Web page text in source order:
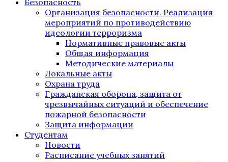
Безопасность
Организация безопасности. Реализация
мероприятий по противодействию
идеологии терроризма
Нормативные правовые акты
Общая информация
Методические материалы
Локальные акты
Охрана труда
Гражданская оборона, защита от
чрезвычайных ситуаций и обеспечение
пожарной безопасности
Защита информации
Студентам
Новости
Расписание учебных занятий